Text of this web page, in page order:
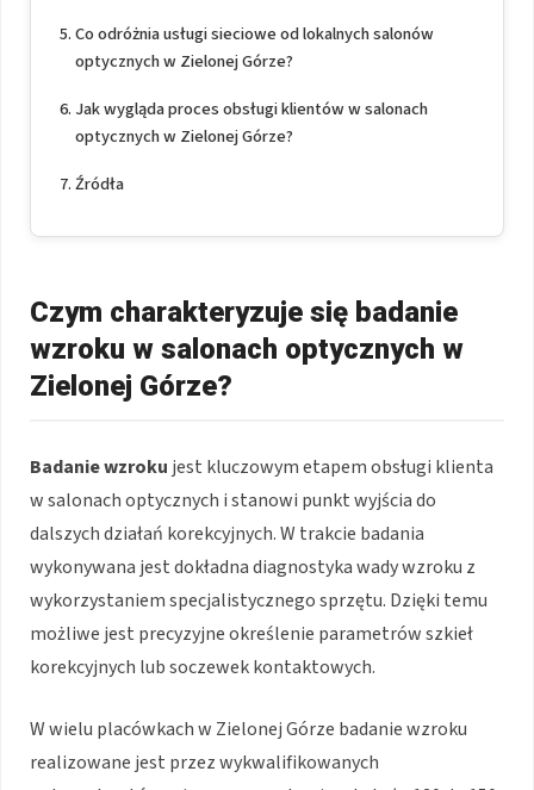
Co odróżnia usługi sieciowe od lokalnych salonów
optycznych w Zielonej Górze?
Jak wygląda proces obsługi klientów w salonach
optycznych w Zielonej Górze?
Źródła
Czym charakteryzuje się badanie
wzroku w salonach optycznych w
Zielonej Górze?
Badanie wzroku jest kluczowym etapem obsługi klienta
w salonach optycznych i stanowi punkt wyjścia do
dalszych działań korekcyjnych. W trakcie badania
wykonywana jest dokładna diagnostyka wady wzroku z
wykorzystaniem specjalistycznego sprzętu. Dzięki temu
możliwe jest precyzyjne określenie parametrów szkieł
korekcyjnych lub soczewek kontaktowych.
W wielu placówkach w Zielonej Górze badanie wzroku
realizowane jest przez wykwalifikowanych